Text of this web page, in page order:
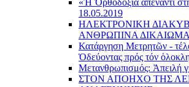
«Ἡ Ὀρθοδοξία ἀπέναντι
18.05.2019
ΗΛΕΚΤΡΟΝΙΚΗ
ΑΝΘΡΩΠΙΝΑ
Κατάργηση Μετρητῶν -
Ὁδεύοντας πρός τόν
Μετανθρωπισμός: Ἀπειλή
ΣΤΟΝ ΑΠΟΗΧΟ ΤΗΣ